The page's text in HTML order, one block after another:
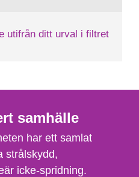
utifrån ditt urval i filtret
samhälle
har ett samlat
strålskydd,
icke-spridning.